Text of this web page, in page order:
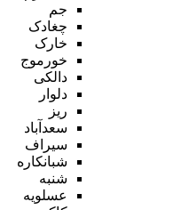
جم
چغادک
خارک
خورموج
دالکی
دلوار
ریز
سعدآباد
سیراف
شبانکاره
شنبه
عسلویه